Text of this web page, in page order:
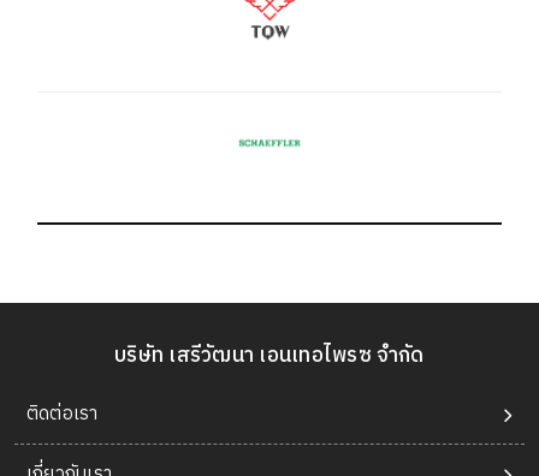
บริษัท เสรีวัฒนา เอนเทอไพรซ จำกัด
ติดต่อเรา